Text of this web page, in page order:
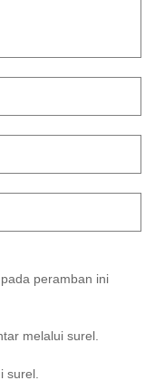
peramban ini
melalui surel.
surel.